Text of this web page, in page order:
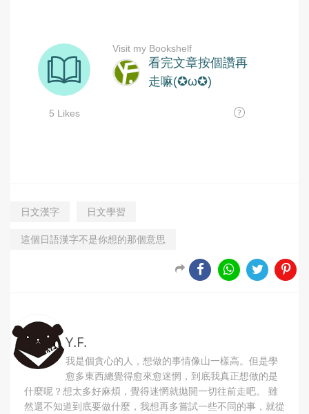
日文漢字 日文學習
這個日語漢字不是你想的那個意思
Y.F.
我是個貪心的人，想做的事情像山一樣高。但是學
愈多東西總覺得愈來愈迷惘，到底我真正想做的是
什麼呢？想太多好麻煩，覺得迷惘就拋開一切往前走吧。 雖
然還不知道到底要做什麼，我想再多嘗試一些不同的事，就從